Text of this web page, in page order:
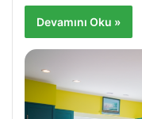
Devamını Oku »